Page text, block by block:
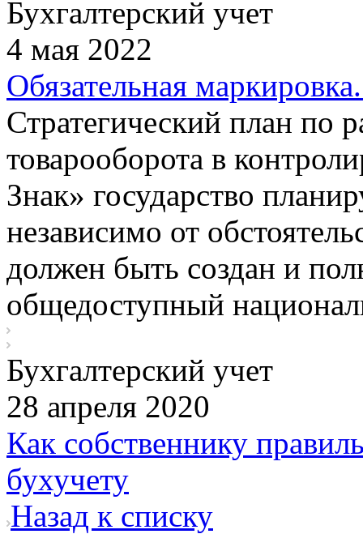
Бухгалтерский учет
4 мая 2022
Обязательная
Стратегический план по
товарооборота в
Знак» государство
независимо от
должен быть создан и
общедоступный
Бухгалтерский учет
28 апреля 2020
Как собственнику
бухучету
Назад к списку